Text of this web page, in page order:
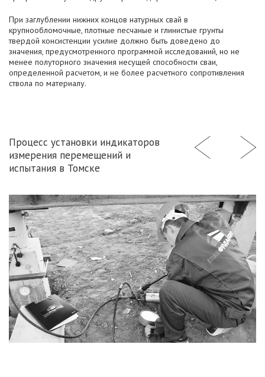
При заглублении нижних концов натурных свай в
крупнообломочные, плотные песчаные и глинистые грунты
твердой консистенции усилие должно быть доведено до
значения, предусмотренного программой исследований, но не
менее полуторного значения несущей способности сваи,
определенной расчетом, и не более расчетного сопротивления
ствола по материалу.
Процесс установки индикаторов
измерения перемещений и
испытания в Томске